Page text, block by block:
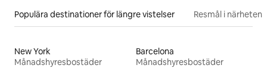
Populära destinationer för längre vistelser Resmål i närheten
New York
Månadshyresbostäder
Barcelona
Månadshyresbostäder